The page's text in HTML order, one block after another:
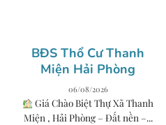
BĐS Thổ Cư Thanh
Miện Hải Phòng
06/08/2026
Giá Chào Biệt Thự Xã Thanh
Miện , Hải Phòng – Đất nền –...